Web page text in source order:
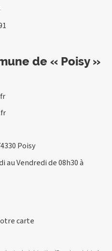
de « Poisy »
Poisy
au Vendredi de 08h30 à
carte